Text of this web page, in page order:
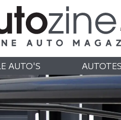
AUTO'S